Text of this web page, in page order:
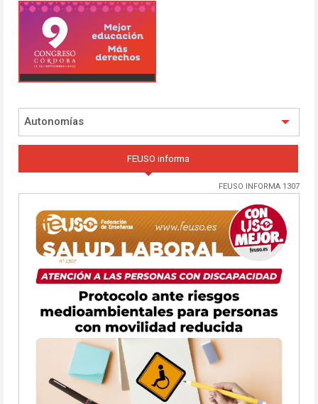
Autonomías
FEUSO informa
FEUSO INFORMA 1307